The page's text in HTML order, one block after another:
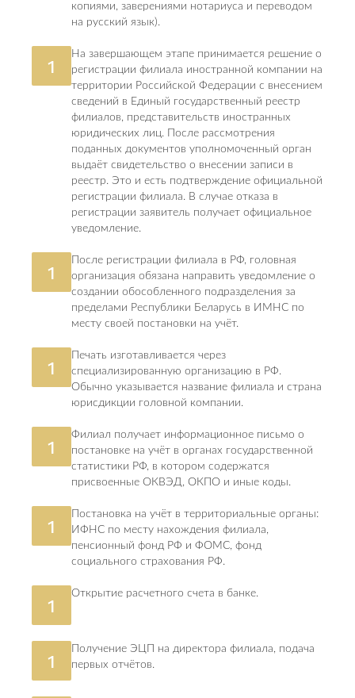
копиями, заверениями нотариуса и переводом
на русский язык).
1
На завершающем этапе принимается решение о
регистрации филиала иностранной компании на
территории Российской Федерации с внесением
сведений в Единый государственный реестр
филиалов, представительств иностранных
юридических лиц. После рассмотрения
поданных документов уполномоченный орган
выдаёт свидетельство о внесении записи в
реестр. Это и есть подтверждение официальной
регистрации филиала. В случае отказа в
регистрации заявитель получает официальное
уведомление.
1
После регистрации филиала в РФ, головная
организация обязана направить уведомление о
создании обособленного подразделения за
пределами Республики Беларусь в ИМНС по
месту своей постановки на учёт.
1
Печать изготавливается через
специализированную организацию в РФ.
Обычно указывается название филиала и страна
юрисдикции головной компании.
1
Филиал получает информационное письмо о
постановке на учёт в органах государственной
статистики РФ, в котором содержатся
присвоенные ОКВЭД, ОКПО и иные коды.
1
Постановка на учёт в территориальные органы:
ИФНС по месту нахождения филиала,
пенсионный фонд РФ и ФОМС, фонд
социального страхования РФ.
1
Открытие расчетного счета в банке.
1
Получение ЭЦП на директора филиала, подача
первых отчётов.